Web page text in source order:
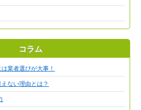
コラム
業者選びが大事！
ない理由とは？